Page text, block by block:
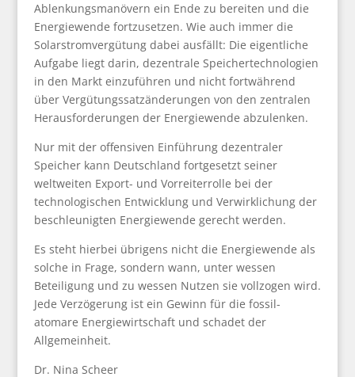
Ablenkungsmanövern ein Ende zu bereiten und die
Energiewende fortzusetzen. Wie auch immer die
Solarstromvergütung dabei ausfällt: Die eigentliche
Aufgabe liegt darin, dezentrale Speichertechnologien
in den Markt einzuführen und nicht fortwährend
über Vergütungssatzänderungen von den zentralen
Herausforderungen der Energiewende abzulenken.
Nur mit der offensiven Einführung dezentraler
Speicher kann Deutschland fortgesetzt seiner
weltweiten Export- und Vorreiterrolle bei der
technologischen Entwicklung und Verwirklichung der
beschleunigten Energiewende gerecht werden.
Es steht hierbei übrigens nicht die Energiewende als
solche in Frage, sondern wann, unter wessen
Beteiligung und zu wessen Nutzen sie vollzogen wird.
Jede Verzögerung ist ein Gewinn für die fossil-
atomare Energiewirtschaft und schadet der
Allgemeinheit.
Dr. Nina Scheer